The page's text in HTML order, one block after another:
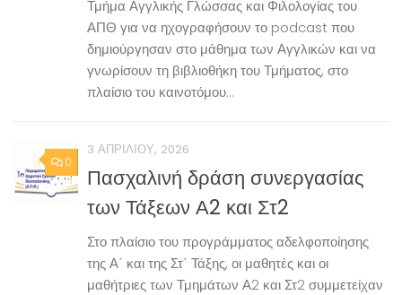
Τμήμα Αγγλικής Γλώσσας και Φιλολογίας του
ΑΠΘ για να ηχογραφήσουν το podcast που
δημιούργησαν στο μάθημα των Αγγλικών και να
γνωρίσουν τη βιβλιοθήκη του Τμήματος, στο
πλαίσιο του καινοτόμου...
0
3 ΑΠΡΙΛΊΟΥ, 2026
Πασχαλινή δράση συνεργασίας
των Τάξεων Α2 και Στ2
Στο πλαίσιο του προγράμματος αδελφοποίησης
της Α΄ και της Στ΄ Τάξης, οι μαθητές και οι
μαθήτριες των Τμημάτων Α2 και Στ2 συμμετείχαν